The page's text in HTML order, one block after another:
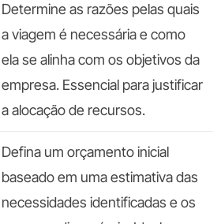
Determine as razões pelas quais
a viagem é necessária e como
ela se alinha com os objetivos da
empresa. Essencial para justificar
a alocação de recursos.
Defina um orçamento inicial
baseado em uma estimativa das
necessidades identificadas e os